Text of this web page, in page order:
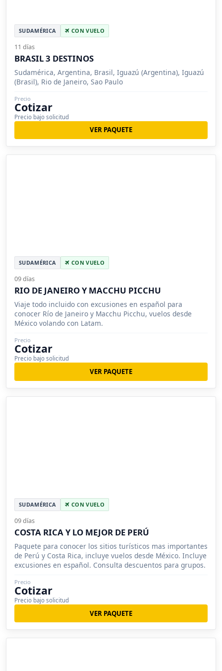
SUDAMÉRICA CON VUELO
11 días
BRASIL 3 DESTINOS
Sudamérica, Argentina, Brasil, Iguazú (Argentina), Iguazú
(Brasil), Rio de Janeiro, Sao Paulo
Precio
Cotizar
Precio bajo solicitud
VER PAQUETE
SUDAMÉRICA CON VUELO
09 días
RIO DE JANEIRO Y MACCHU PICCHU
Viaje todo incluido con excusiones en español para
conocer Río de Janeiro y Macchu Picchu, vuelos desde
México volando con Latam.
Precio
Cotizar
Precio bajo solicitud
VER PAQUETE
SUDAMÉRICA CON VUELO
09 días
COSTA RICA Y LO MEJOR DE PERÚ
Paquete para conocer los sitios turísticos mas importantes
de Perú y Costa Rica, incluye vuelos desde México. Incluye
excusiones en español. Consulta descuentos para grupos.
Precio
Cotizar
Precio bajo solicitud
VER PAQUETE